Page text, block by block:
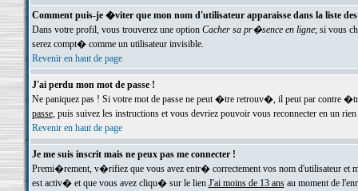
Comment puis-je �viter que mon nom d'utilisateur apparaisse dans la liste
Dans votre profil, vous trouverez une option Cacher sa pr�sence en ligne; si vous
serez compt� comme un utilisateur invisible.
Revenir en haut de page
J'ai perdu mon mot de passe !
Ne paniquez pas ! Si votre mot de passe ne peut �tre retrouv�, il peut par contre
passe, puis suivez les instructions et vous devriez pouvoir vous reconnecter en un rien
Revenir en haut de page
Je me suis inscrit mais ne peux pas me connecter !
Premi�rement, v�rifiez que vous avez entr� correctement vos nom d'utilisateur
est activ� et que vous avez cliqu� sur le lien J'ai moins de 13 ansau moment de